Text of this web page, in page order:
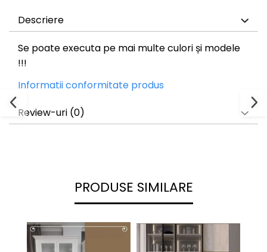
Descriere
Se poate executa pe mai multe culori și modele
!!!
Informatii conformitate produs
Review-uri (0)
PRODUSE SIMILARE